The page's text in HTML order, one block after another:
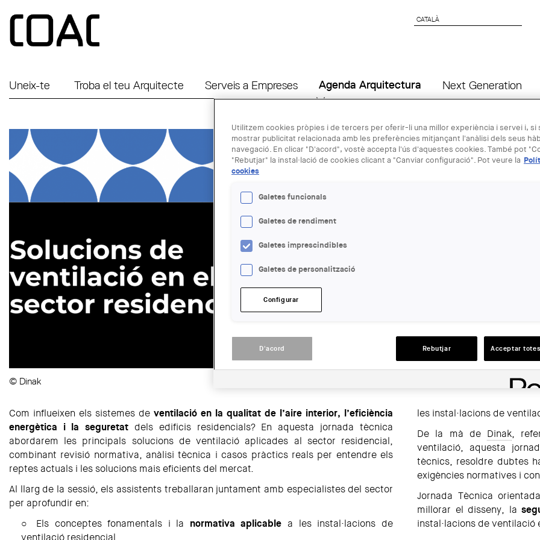
CATALÀ
CATALÀ
Uneix-te Troba el teu Arquitecte Serveis a Empreses Agenda Arquitectura Next Generation
© Dinak
02 JUN - 02
Jornada
ventilació
Com influeixen els sistemes de ventilació en la qualitat de l’aire interior, l’eficiència
energètica i la seguretat dels edificis residencials? En aquesta jornada tècnica
abordarem les principals solucions de ventilació aplicades al sector residencial,
combinant revisió normativa, anàlisi tècnica i casos pràctics reals per entendre els
reptes actuals i les solucions mais eficients del mercat.
Al llarg de la sessió, els assistents treballaran juntament amb especialistes del sector
per aprofundir en:
○ Els conceptes fonamentals i la normativa aplicable a les instal·lacions de
ventilació residencial.
les instal·lacions de
De la mà de Dinak,
ventilació, aquesta
tècnics, resoldre dubtes
exigències normatives i
Jornada Tècnica
millorar el disseny, la
instal·lacions de
Utilitzem cookies pròpies i de tercers per oferir-li una millor experiència i servei i, si
mostrar publicitat relacionada amb les preferències mitjançant l'anàlisi dels seus
navegació. En clicar "D'acord", vostè accepta l'ús d'aquestes cookies. També pot
"Rebutjar" la instal·lació de cookies clicant a "Canviar configuració". Pot veure la
cookies
Galetes funcionals
Galetes de rendiment
Galetes imprescindibles
Galetes de personalització
Configurar
D'acord Rebutjar Acceptar